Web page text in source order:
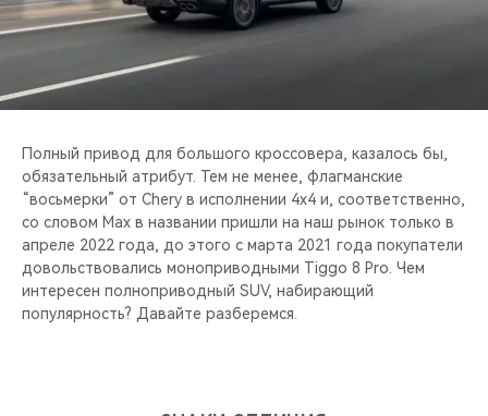
НАШИ МЕРОПРИЯТИЯ
ВИДЕООБЗОРЫ
CHERY ДЛЯ ДЕТЕЙ
Полный привод для большого кроссовера, казалось бы,
обязательный атрибут. Тем не менее, флагманские
“восьмерки” от Chery в исполнении 4х4 и, соответственно,
со словом Max в названии пришли на наш рынок только в
апреле 2022 года, до этого с марта 2021 года покупатели
довольствовались моноприводными Tiggo 8 Pro. Чем
интересен полноприводный SUV, набирающий
популярность? Давайте разберемся.